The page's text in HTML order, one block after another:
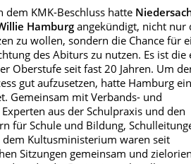
KMK-Beschluss hatte
Hamburg angekündigt, nicht nur
zu wollen, sondern die Chance für
des Abiturs zu nutzen. Es ist die
Oberstufe seit fast 20 Jahren. Um
gut aufzusetzen, hatte Hamburg
Gemeinsam mit Verbands- und
aus der Schulpraxis und den
für Schule und Bildung,
Kultusministerium waren seit
Sitzungen gemeinsam und